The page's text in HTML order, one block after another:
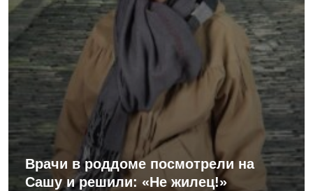
Врачи в роддоме посмотрели на
Сашу и решили: «Не жилец!»